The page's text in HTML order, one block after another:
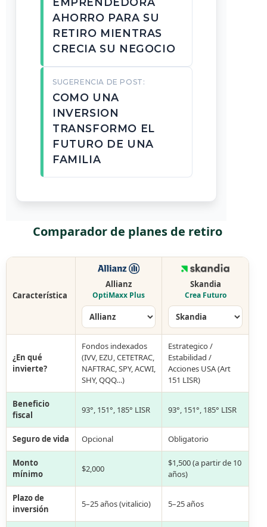
AHORRO PARA SU
RETIRO MIENTRAS
CRECIA SU NEGOCIO
SUGERENCIA DE POST:
COMO UNA
INVERSION
TRANSFORMO EL
FUTURO DE UNA
FAMILIA
Comparador de planes de retiro
Característica
Allianz
OptiMaxx Plus
Skandia
Crea Futuro
¿En qué
invierte?
Fondos indexados
(IVV, EZU, CETETRAC,
NAFTRAC, SPY, ACWI,
SHY, QQQ…)
Estrategico /
Estabilidad /
Acciones USA (Art
151 LISR)
Beneficio
fiscal
93°, 151°, 185° LISR 93°, 151°, 185° LISR
Seguro de vida Opcional Obligatorio
Monto
mínimo
$2,000
$1,500 (a partir de 10
años)
Plazo de
inversión
5–25 años (vitalicio) 5–25 años